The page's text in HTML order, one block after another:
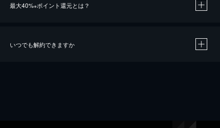
最大40%※ポイント還元とは？
いつでも解約できますか